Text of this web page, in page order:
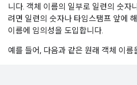
니다. 객체 이름의 일부로 일련의 숫자
려면 일련의 숫자나 타임스탬프 앞에
이름에 임의성을 도입합니다.
예를 들어, 다음과 같은 원래 객체 이름